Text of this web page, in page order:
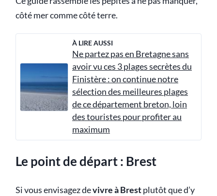
côté mer comme côté terre.
À LIRE AUSSI
Ne partez pas en Bretagne sans
avoir vu ces 3 plages secrètes du
Finistère : on continue notre
sélection des meilleures plages
de ce département breton, loin
des touristes pour profiter au
maximum
Le point de départ : Brest
Si vous envisagez devivre à Brestplutôt que d’y